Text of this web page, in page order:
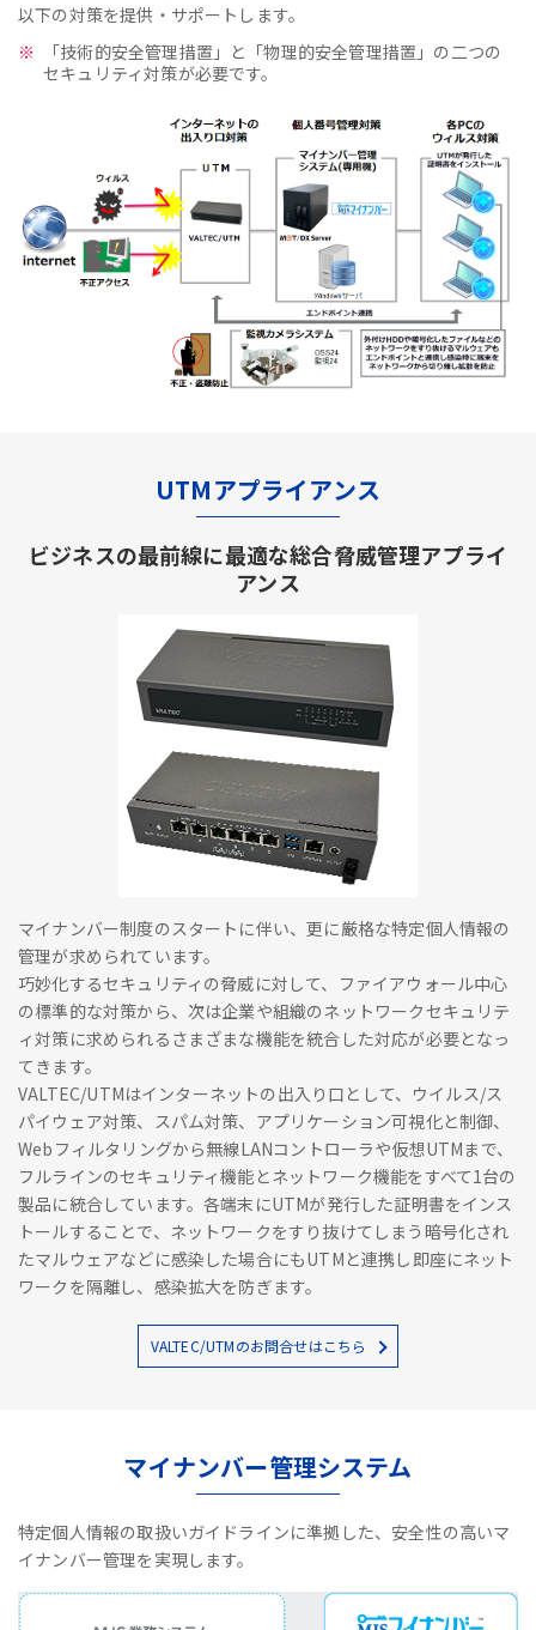
以下の対策を提供・サポートします。
「技術的安全管理措置」と「物理的安全管理措置」の二つの
セキュリティ対策が必要です。
UTMアプライアンス
ビジネスの最前線に最適な総合脅威管理アプライ
アンス
マイナンバー制度のスタートに伴い、更に厳格な特定個人情報の
管理が求められています。
巧妙化するセキュリティの脅威に対して、ファイアウォール中心
の標準的な対策から、次は企業や組織のネットワークセキュリテ
ィ対策に求められるさまざまな機能を統合した対応が必要となっ
てきます。
VALTEC/UTMはインターネットの出入り口として、ウイルス/ス
パイウェア対策、スパム対策、アプリケーション可視化と制御、
Webフィルタリングから無線LANコントローラや仮想UTMまで、
フルラインのセキュリティ機能とネットワーク機能をすべて1台の
製品に統合しています。各端末にUTMが発行した証明書をインス
トールすることで、ネットワークをすり抜けてしまう暗号化され
たマルウェアなどに感染した場合にもUTMと連携し即座にネット
ワークを隔離し、感染拡大を防ぎます。
VALTEC/UTMのお問合せはこちら
マイナンバー管理システム
特定個人情報の取扱いガイドラインに準拠した、安全性の高いマ
イナンバー管理を実現します。